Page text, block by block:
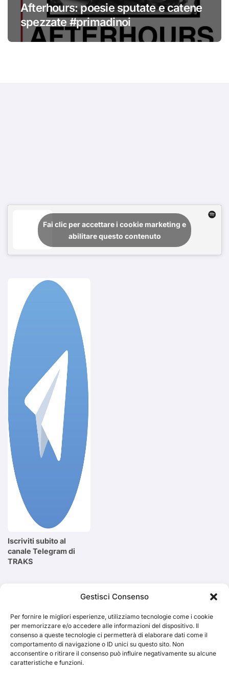
Gestisci Consenso
Per fornire le migliori esperienze, utilizziamo tecnologie come i cookie
per memorizzare e/o accedere alle informazioni del dispositivo. Il
consenso a queste tecnologie ci permetterà di elaborare dati come il
comportamento di navigazione o ID unici su questo sito. Non
acconsentire o ritirare il consenso può influire negativamente su alcune
caratteristiche e funzioni.
Afterhours: poesie sputate e catene
spezzate #primadinoi
Fai clic per accettare i cookie marketing e
abilitare questo contenuto
Iscriviti subito al
canale Telegram di
TRAKS
Cerca